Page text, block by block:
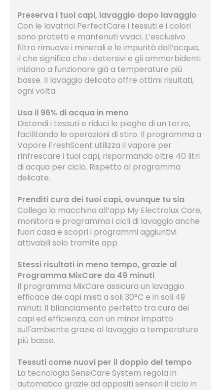
Preserva i tuoi capi, lavaggio dopo lavaggio
Con le lavatrici PerfectCare i tessuti e i colori
sono protetti e mantenuti vivaci. L’esclusivo
filtro rimuove i minerali e le impurità dall’acqua,
il che significa che i detersivi e gli ammorbidenti
iniziano a funzionare già a temperature più
basse. Il lavaggio delicato offre ottimi risultati,
ogni volta.
Usa il 96% di acqua in meno
Distendi i tessuti e riduci le pieghe di un terzo,
facilitando le operazioni di stiro. Il programma a
Vapore FreshScent utilizza il vapore per
rinfrescare i tuoi capi, risparmando oltre 40 litri
di acqua per ciclo. Rispetto al programma
delicate.
Prenditi cura dei tuoi capi, ovunque tu sia
Collega la macchina all’app My Electrolux Care,
monitora e programma i cicli di lavaggio anche
fuori casa e scopri i programmi aggiuntivi
attivabili solo tramite app.
Stessi risultati in meno tempo, grazie al
Programma MixCare da 49 minuti
Il programma MixCare assicura un lavaggio
efficace dei capi misti a soli 30°C e in soli 49
minuti. Il bilanciamento perfetto tra cura dei
capi ed efficienza, con un minor impatto
sull'ambiente grazie al lavaggio a temperature
più basse.
Tessuti come nuovi per il doppio del tempo
La tecnologia SensiCare System regola in
automatico grazie ad appositi sensori il ciclo in